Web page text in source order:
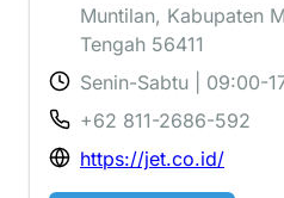
Muntilan, Kabupaten
Tengah 56411
Senin-Sabtu | 09:00-
+62 811-2686-592
https://jet.co.id/